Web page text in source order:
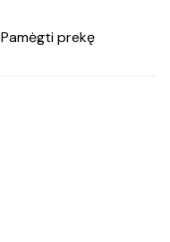
Pamėgti prekę